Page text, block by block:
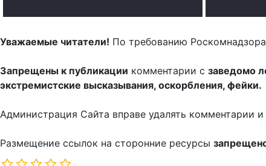
Уважаемые читатели! По требованию
Запрещены к публикации комментарии с заведомо
экстремистские высказывания, оскорбления, фейки.
Администрация Сайта вправе удалять комментарии
Размещение ссылок на сторонние ресурсы